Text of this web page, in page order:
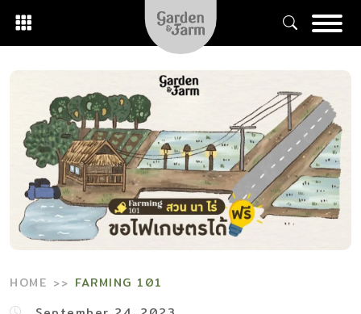
content
HOME
FARMING 101